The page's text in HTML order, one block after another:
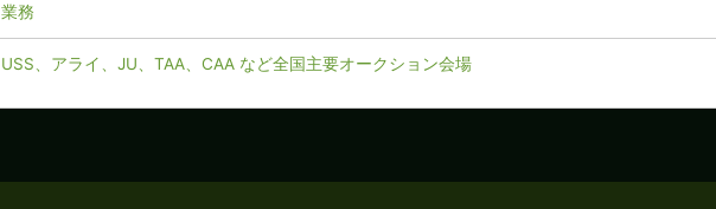
業務
USS、アライ、JU、TAA、CAA など全国主要オークション会場